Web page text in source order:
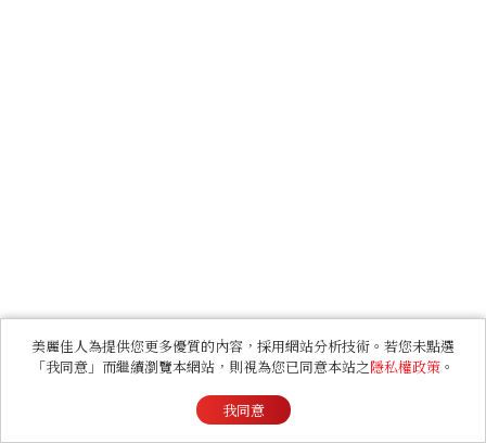
美麗佳人為提供您更多優質的內容，採用網站分析技術。若您未點選
「我同意」而繼續瀏覽本網站，則視為您已同意本站之隱私權政策 。
我同意